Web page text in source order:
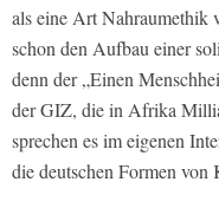
als eine Art Nahraumethik
schon den Aufbau einer
denn der „Einen
der GIZ, die in Afrika
sprechen es im eigenen
die deutschen Formen von